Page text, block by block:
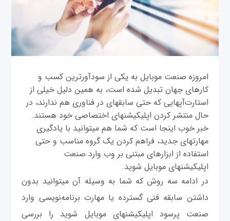
امروزه صنعت موبایل به یکی از سودآورترین کسب و
کارهای جهان تبدیل شده است، به همین دلیل خیلی از
استارت‌آپ‎هایی که حتی سابقه‎ای در فناوری هم ندارند، در
حال منتشر کردن اپلیکیشن‎های اختصاصی خود هستند.
خبر خوب اینجا است که شما هم می‎توانید با یادگیری
مهارت‎های جدید، فراهم کردن یک گروه مناسب و حتی
استفاده از ابزارهای مبتنی بر وب وارد صنعت
اپلیکیشن‎های موبایل شوید.
در ادامه سه روش که شما به وسیله آن می‎توانید بدون
داشتن سابقه فنی گسترده یا مهارت برنامه‌نویسی وارد
صنعت پرسود اپلیکیشن‎های موبایل شوید را بررسی